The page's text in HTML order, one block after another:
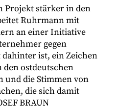
Projekt stärker in den
Ruhrmann mit
an einer Initiative
gegen
dahinter ist, ein Zeichen
den ostdeutschen
und die Stimmen von
die sich damit
BRAUN